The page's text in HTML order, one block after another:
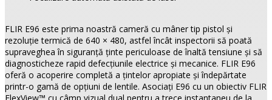
FLIR E96 este prima noastră cameră cu mâner tip pistol și
rezoluție termică de 640 × 480, astfel încât inspectorii să poată
supraveghea în siguranță ținte periculoase de înaltă tensiune și să
diagnosticheze rapid defecțiunile electrice și mecanice. FLIR E96
oferă o acoperire completă a țintelor apropiate și îndepărtate
printr-o gamă de opțiuni de lentile. Asociați E96 cu un obiectiv FLIR